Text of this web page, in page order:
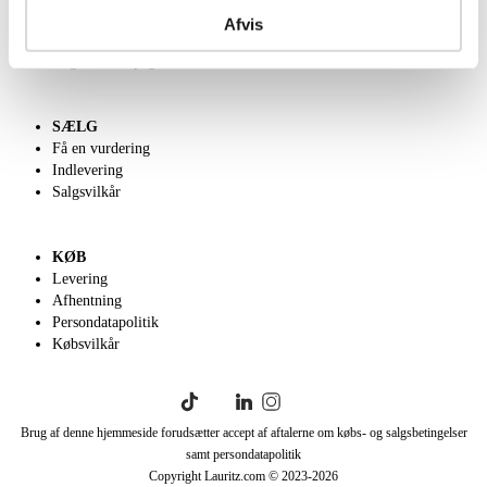
Afvis
SÆLG
Få en vurdering
Indlevering
Salgsvilkår
KØB
Levering
Afhentning
Persondatapolitik
Købsvilkår
Brug af denne hjemmeside forudsætter accept af aftalerne om købs- og salgsbetingelser
samt persondatapolitik
Copyright Lauritz.com © 2023-2026